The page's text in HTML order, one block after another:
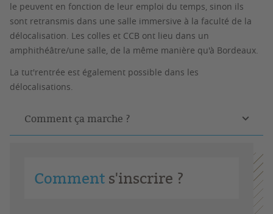
le peuvent en fonction de leur emploi du temps, sinon ils
sont retransmis dans une salle immersive à la faculté de la
délocalisation. Les colles et CCB ont lieu dans un
amphithéâtre/une salle, de la même manière qu'à Bordeaux.
La tut'rentrée est également possible dans les
délocalisations.
Comment ça marche ?
Comment s'inscrire ?